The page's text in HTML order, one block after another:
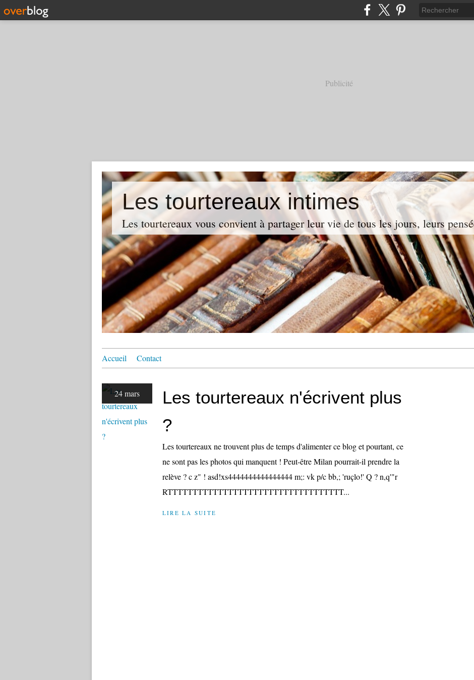
Publicité
Les tourtereaux intimes
Les tourtereaux vous convient à partager leur vie de tous les jours, leurs
Accueil Contact
24 mars
Les tourtereaux n'écrivent plus
?
Les tourtereaux ne trouvent plus de temps d'alimenter ce blog et pourtant, ce
ne sont pas les photos qui manquent ! Peut-être Milan pourrait-il prendre la
relève ? c z" ! asd!xs4444444444444444 m;: vk p/c bb,; 'ruçlo!' Q ? n,q'"r
RTTTTTTTTTTTTTTTTTTTTTTTTTTTTTTTTTTT...
LIRE LA SUITE